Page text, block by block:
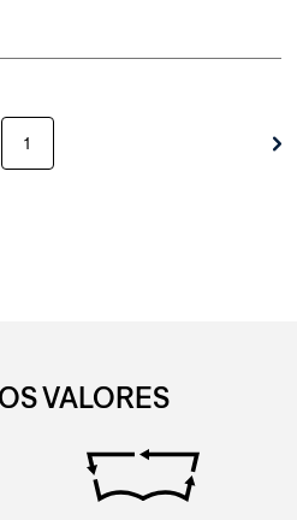
1
VALORES